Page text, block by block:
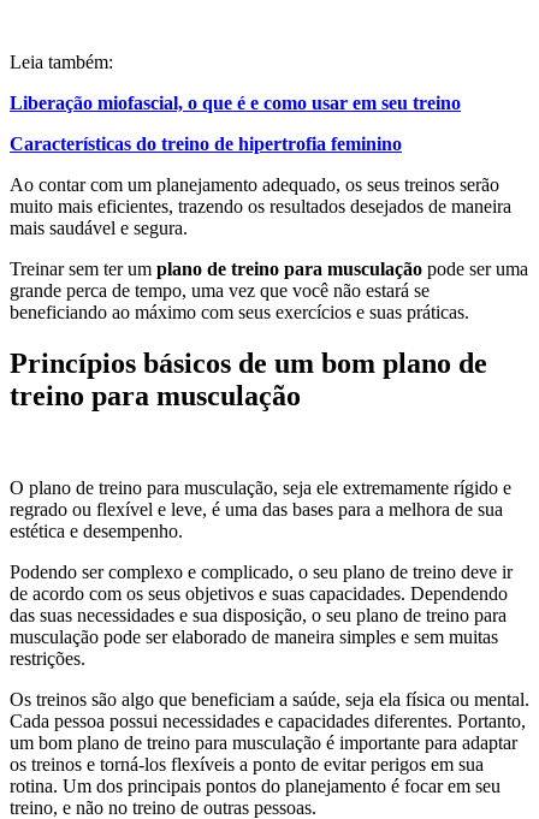
Leia também:
Liberação miofascial, o que é e como usar em seu treino
Características do treino de hipertrofia feminino
Ao contar com um planejamento adequado, os seus treinos serão
muito mais eficientes, trazendo os resultados desejados de maneira
mais saudável e segura.
Treinar sem ter um plano de treino para musculação pode ser uma
grande perca de tempo, uma vez que você não estará se
beneficiando ao máximo com seus exercícios e suas práticas.
Princípios básicos de um bom plano de
treino para musculação
O plano de treino para musculação, seja ele extremamente rígido e
regrado ou flexível e leve, é uma das bases para a melhora de sua
estética e desempenho.
Podendo ser complexo e complicado, o seu plano de treino deve ir
de acordo com os seus objetivos e suas capacidades. Dependendo
das suas necessidades e sua disposição, o seu plano de treino para
musculação pode ser elaborado de maneira simples e sem muitas
restrições.
Os treinos são algo que beneficiam a saúde, seja ela física ou mental.
Cada pessoa possui necessidades e capacidades diferentes. Portanto,
um bom plano de treino para musculação é importante para adaptar
os treinos e torná-los flexíveis a ponto de evitar perigos em sua
rotina. Um dos principais pontos do planejamento é focar em seu
treino, e não no treino de outras pessoas.